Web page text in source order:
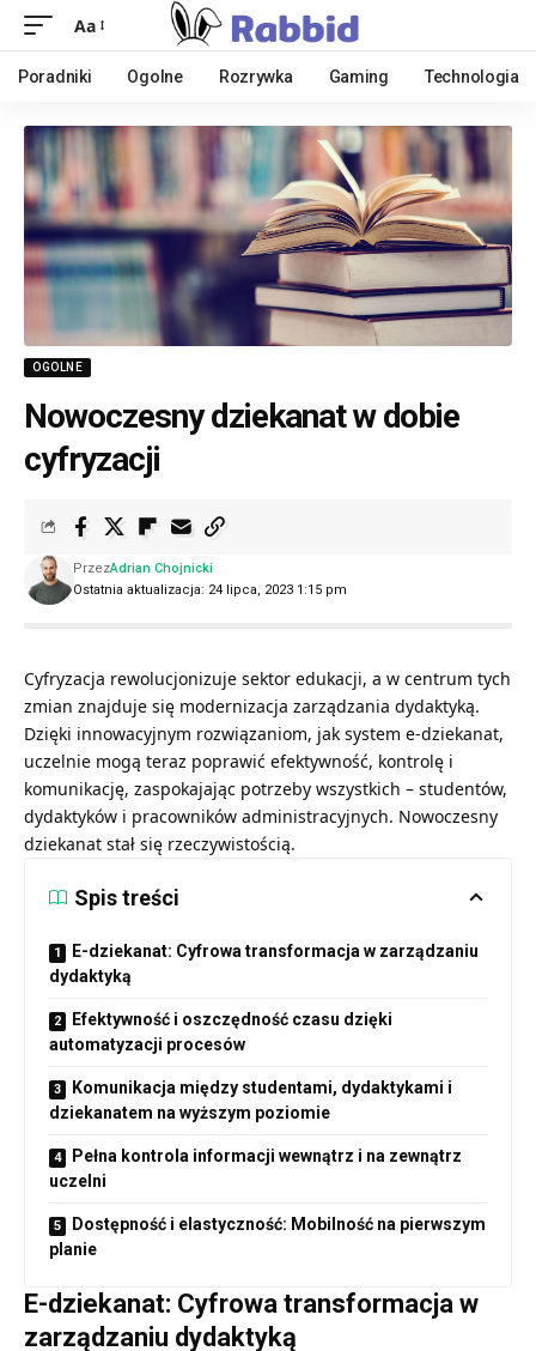
Aa
Poradniki Ogolne Rozrywka Gaming Technologia
OGOLNE
Nowoczesny dziekanat w dobie
cyfryzacji
Ostatnia aktualizacja: 24 lipca, 2023 1:15 pm
PrzezAdrian Chojnicki
Cyfryzacja rewolucjonizuje sektor edukacji, a w centrum tych
zmian znajduje się modernizacja zarządzania dydaktyką.
Dzięki innowacyjnym rozwiązaniom, jak system e-dziekanat,
uczelnie mogą teraz poprawić efektywność, kontrolę i
komunikację, zaspokajając potrzeby wszystkich – studentów,
dydaktyków i pracowników administracyjnych. Nowoczesny
dziekanat stał się rzeczywistością.
Spis treści
E-dziekanat: Cyfrowa transformacja w zarządzaniu
dydaktyką
Efektywność i oszczędność czasu dzięki
automatyzacji procesów
Komunikacja między studentami, dydaktykami i
dziekanatem na wyższym poziomie
Pełna kontrola informacji wewnątrz i na zewnątrz
uczelni
Dostępność i elastyczność: Mobilność na pierwszym
planie
E-dziekanat: Cyfrowa transformacja w
zarządzaniu dydaktyką